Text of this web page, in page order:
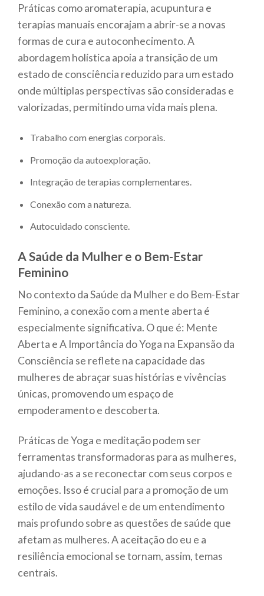
Práticas como aromaterapia, acupuntura e
terapias manuais encorajam a abrir-se a novas
formas de cura e autoconhecimento. A
abordagem holística apoia a transição de um
estado de consciência reduzido para um estado
onde múltiplas perspectivas são consideradas e
valorizadas, permitindo uma vida mais plena.
Trabalho com energias corporais.
Promoção da autoexploração.
Integração de terapias complementares.
Conexão com a natureza.
Autocuidado consciente.
A Saúde da Mulher e o Bem-Estar
Feminino
No contexto da Saúde da Mulher e do Bem-Estar
Feminino, a conexão com a mente aberta é
especialmente significativa. O que é: Mente
Aberta e A Importância do Yoga na Expansão da
Consciência se reflete na capacidade das
mulheres de abraçar suas histórias e vivências
únicas, promovendo um espaço de
empoderamento e descoberta.
Práticas de Yoga e meditação podem ser
ferramentas transformadoras para as mulheres,
ajudando-as a se reconectar com seus corpos e
emoções. Isso é crucial para a promoção de um
estilo de vida saudável e de um entendimento
mais profundo sobre as questões de saúde que
afetam as mulheres. A aceitação do eu e a
resiliência emocional se tornam, assim, temas
centrais.